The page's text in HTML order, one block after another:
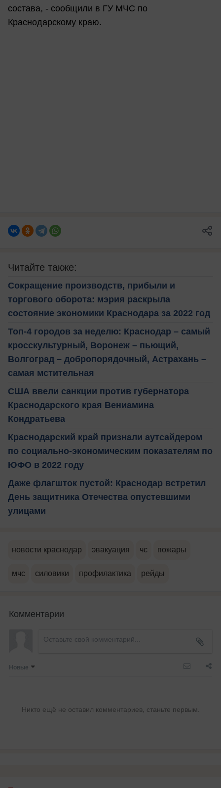
состава, - сообщили в ГУ МЧС по
Краснодарскому краю.
Читайте также:
Сокращение производств, прибыли и
торгового оборота: мэрия раскрыла
состояние экономики Краснодара за 2022 год
Топ-4 городов за неделю: Краснодар – самый
кросскультурный, Воронеж – пьющий,
Волгоград – добропорядочный, Астрахань –
самая мстительная
США ввели санкции против губернатора
Краснодарского края Вениамина
Кондратьева
Краснодарский край признали аутсайдером
по социально-экономическим показателям по
ЮФО в 2022 году
Даже флагшток пустой: Краснодар встретил
День защитника Отечества опустевшими
улицами
новости краснодар эвакуация чс пожары
мчс силовики профилактика рейды
Комментарии
Новые
Никто ещё не оставил комментариев, станьте первым.